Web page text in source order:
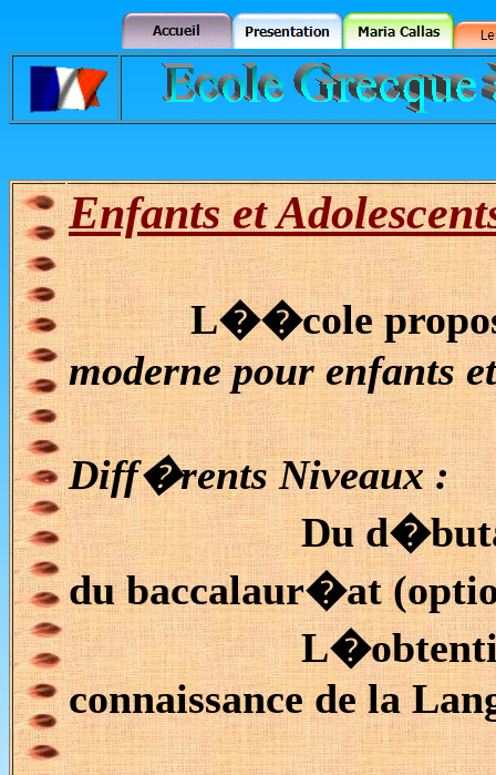
Enfants et
L��cole
moderne pour enfants
Diff�rents Niveaux :
Du
du baccalaur�at
L�obtention
connaissance de la